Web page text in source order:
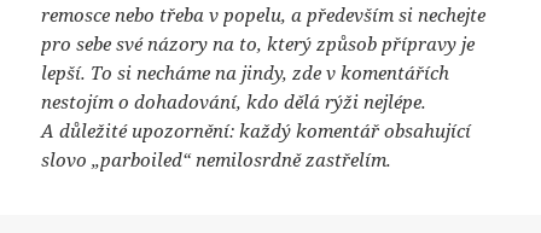
remosce nebo třeba v popelu, a především si nechejte
pro sebe své názory na to, který způsob přípravy je
lepší. To si necháme na jindy, zde v komentářích
nestojím o dohadování, kdo dělá rýži nejlépe.
A důležité upozornění: každý komentář obsahující
slovo „parboiled“ nemilosrdně zastřelím.